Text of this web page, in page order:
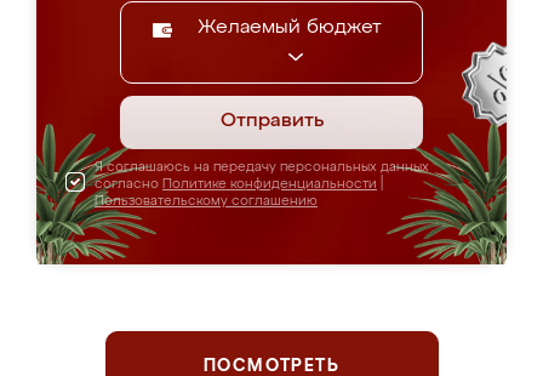
Желаемый бюджет
Отправить
Я соглашаюсь на передачу персональных данных
согласно Политике конфиденциальности
Пользовательскому соглашению
ПОСМОТРЕТЬ